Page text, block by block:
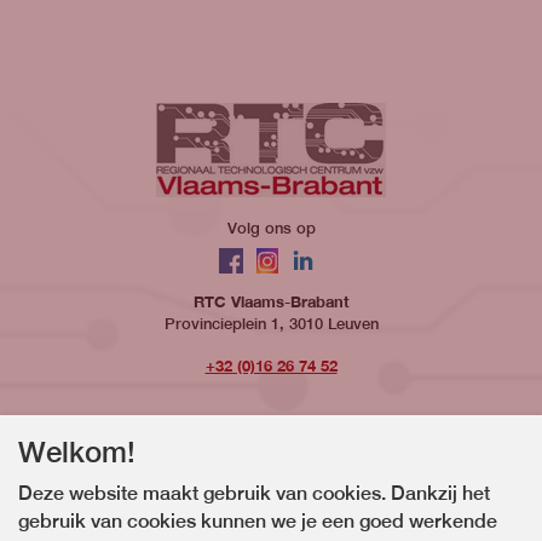
Volg ons op
Facebook
Instagram
LinkedIn
RTC Vlaams-Brabant
Provincieplein 1, 3010 Leuven
+32 (0)16 26 74 52
Site links
Opleidingen
Welkom!
Deze website maakt gebruik van cookies. Dankzij het
gebruik van cookies kunnen we je een goed werkende